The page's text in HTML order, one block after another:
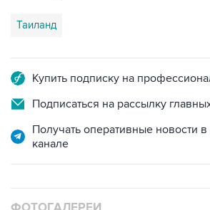
Таиланд
Купить подписку на
Подписаться на рассылку
Получать оперативные новости
канале